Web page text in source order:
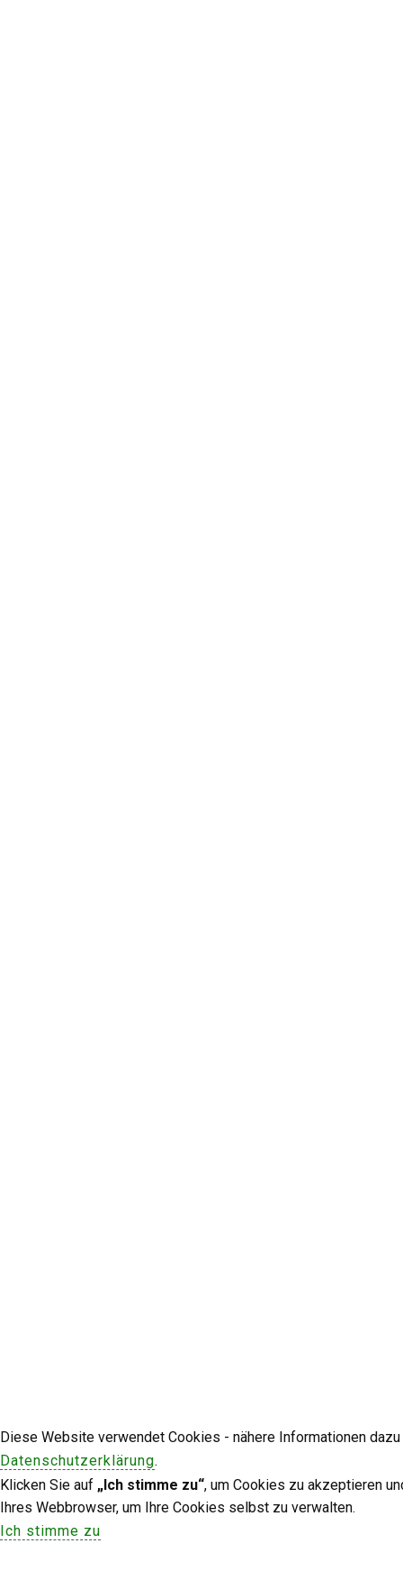
Diese Website verwendet Cookies - nähere Informationen
Datenschutzerklärung.
Klicken Sie auf „Ich stimme zu“, um Cookies zu akzeptieren
Ihres Webbrowser, um Ihre Cookies selbst zu verwalten.
Ich stimme zu